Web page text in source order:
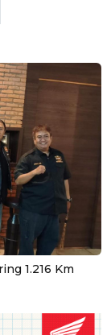
1.216 Km